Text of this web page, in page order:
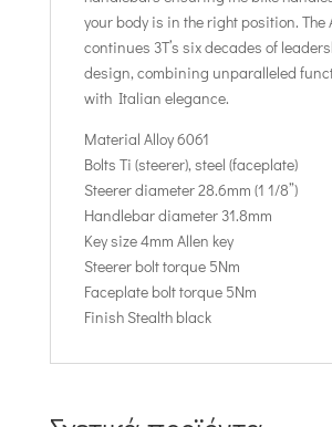
your body is in the right position. The
continues 3T’s six decades of
design, combining unparalleled
with Italian elegance.
Material Alloy 6061
Bolts Ti (steerer), steel (faceplate)
Steerer diameter 28.6mm (1 1/8”)
Handlebar diameter 31.8mm
Key size 4mm Allen key
Steerer bolt torque 5Nm
Faceplate bolt torque 5Nm
Finish Stealth black